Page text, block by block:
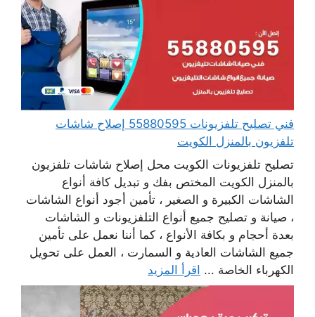
فني تصليح تلفزيونات 55880595 إصلاح شاشات
تلفزيون بالمنزل الكويت
تصليح تلفزيونات الكويت محل إصلاح شاشات تلفزيون
بالمنزل الكويت المختص بفك و تبديل كافة أنواع
الشاشات الكبيرة و الصغير ، تأمين أجود أنواع الشاشات
، صيانة و تصليح جميع أنواع التلفزيونات و الشاشات
بعدة أحجام و بكافة الأنواع ، كما أننا نعمل على تأمين
جميع الشاشات العادية و السمارت ، العمل على تحويل
الكهرباء الخاصة ... اقرأ المزيد